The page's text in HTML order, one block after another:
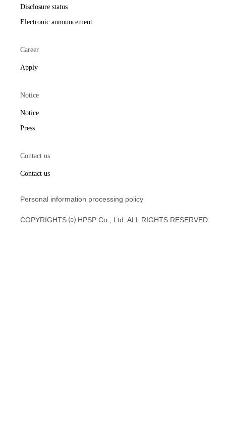
Disclosure status
Electronic announcement
Career
Apply
Notice
Notice
Press
Contact us
Contact us
Personal information processing policy
COPYRIGHTS ⒞ HPSP Co., Ltd. ALL RIGHTS RESERVED.